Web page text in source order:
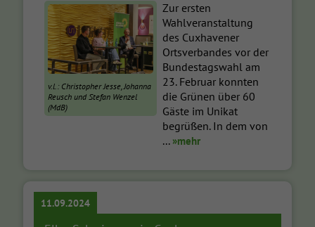
v.l.: Christopher Jesse, Johanna
Reusch und Stefan Wenzel
(MdB)
Zur ersten
Wahlveranstaltung
des Cuxhavener
Ortsverbandes vor der
Bundestagswahl am
23. Februar konnten
die Grünen über 60
Gäste im Unikat
begrüßen. In dem von
... »mehr
11.09.2024